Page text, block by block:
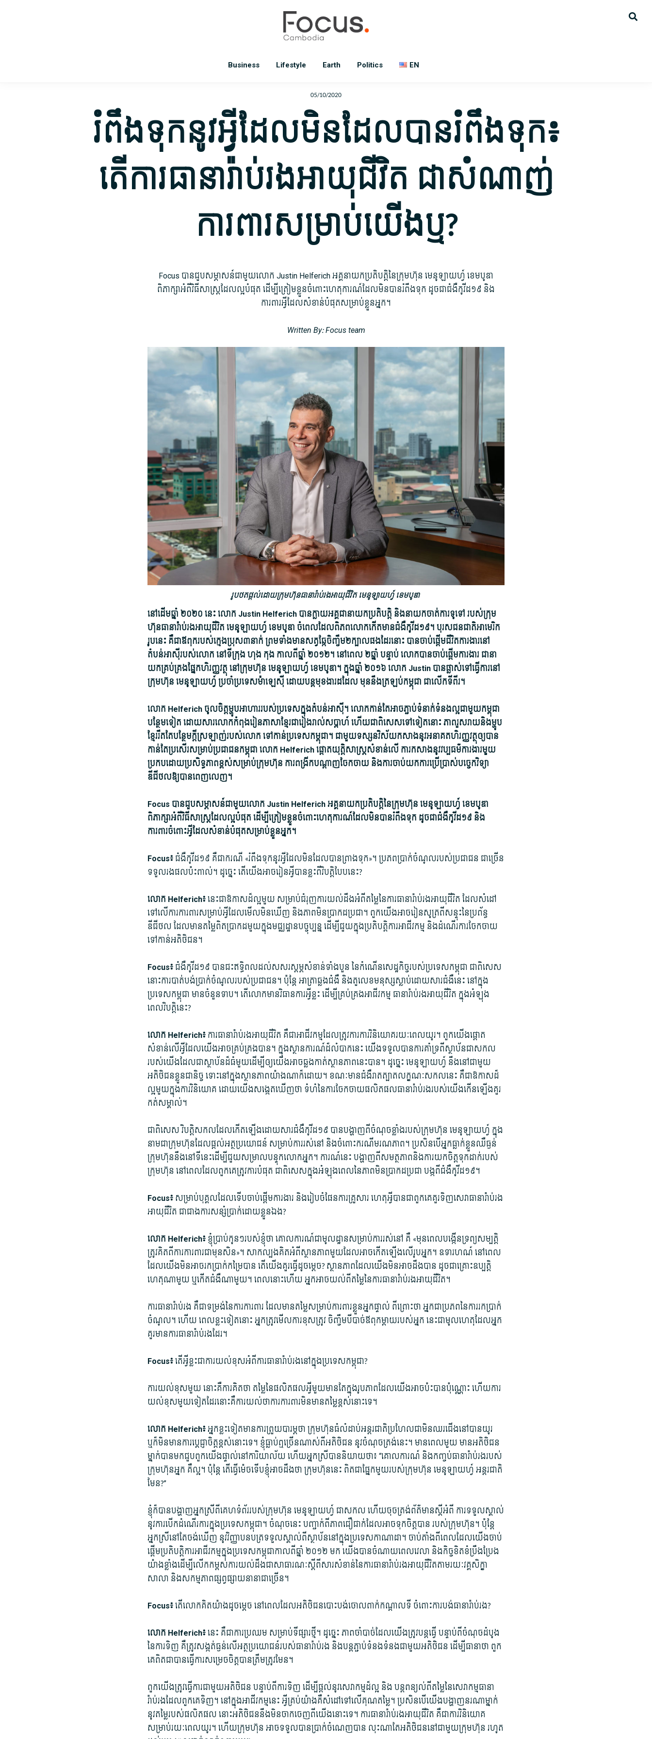
Business Lifestyle Earth Politics EN
05/10/2020
រំពឹង​ទុក​នូវ​អ្វី​ដែល​មិនដែល​បាន​រំពឹង​ទុក៖
តើ​ការធានា​រ៉ាប់រង​អាយុជីវិត ជា​សំណាញ់​
ការពារ​សម្រាប់​យើង​ឬ?
Focus បាន​ជួប​សម្ភាសន៍​ជាមួយ​លោក Justin Helferich អគ្គនាយក​ប្រតិបត្តិ​នៃ​ក្រុមហ៊ុន មេនូ​ឡាយ​ហ្វ៍ ខេម​បូ​ឌា
ពិភាក្សា​អំពី​វិធីសាស្ត្រ​ដែល​ល្អ​បំផុត ដើម្បី​ត្រៀមខ្លួន​ចំពោះ​ហេតុការណ៍​ដែល​មិនបាន​រំពឹង​ទុក ដូចជា​ជំងឺ​កូ​វីដ១៩ និង​
ការពារ​អ្វី​ដែល​សំខាន់​បំផុត​សម្រាប់​ខ្លួន​អ្នក។
Written By: Focus team
រូបថតផ្តល់ដោយ​ក្រុមហ៊ុន​ធានារ៉ាប់រង​អាយុជីវិត មេនូ​ឡាយ​ហ្វ៍ ខេម​បូ​ឌា
នៅដើម​ឆ្នាំ ២០២០ នេះ លោក Justin Helferich បាន​ក្លាយ​អគ្គជា​នាយក​ប្រតិបត្តិ និង​នាយកចាត់ការ​ទូទៅ របស់​ក្រុម
ហ៊ុន​ធានារ៉ាប់រង​អាយុជីវិត មេនូ​ឡាយ​ហ្វ៍ ខេម​បូ​ឌា ចំ​ពេល​ដែល​ពិភពលោក​កើតមាន​ជំងឺ​កូ​វីដ១៩។ បុរស​ជនជាតិ​អាមេរិក​
រូប​នេះ គឺជា​ឪពុក​របស់​ក្មេងប្រុស៣នាក់ ព្រមទាំង​មាន​សត្វ​ឆ្កែ​ចិញ្ចឹម២ក្បាល​ផង​ដែរ​នោះ បាន​ចាប់ផ្ដើម​ជីវិត​ការងារ​នៅ​
តំបន់​អាស៊ី​របស់​លោក នៅ​ទីក្រុង ហុង កុង កាលពី​ឆ្នាំ ២០១២។ នៅ​ពេល ២ឆ្នាំ បន្ទាប់ លោក​បាន​ចាប់ផ្ដើម​ការងារ ជានា​
យក​គ្រប់គ្រង​ផ្នែក​ហិរញ្ញវត្ថុ នៅ​ក្រុមហ៊ុន មេនូ​ឡាយ​ហ្វ៍ ខេម​បូ​ឌា។ ក្នុង​ឆ្នាំ ២០១៦ លោក Justin បាន​ផ្លាស់​ទៅ​ធ្វើការ​នៅ​
ក្រុមហ៊ុន មេនូ​ឡាយ​ហ្វ៍ ប្រចាំ​ប្រទេស​ម៉ាឡេស៊ី ដោយ​បន្ត​មុខងារ​ដដែល មុននឹង​ត្រឡប់​កម្ពុជា ជា​លើក​ទីពីរ។
លោក Helferich ចូលចិត្ត​ម្ហូបអាហារ​របស់​ប្រទេស​ក្នុង​តំបន់​អាស៊ី។ លោក​កាន់តែ​អាច​ភ្ជាប់​ទំនាក់ទំនង​ល្អជា​មួយ​កម្ពុជា​
បន្ថែម​ទៀត ដោយសារ​លោក​កំពុង​រៀន​ភាសាខ្មែរ​ជា​រៀងរាល់​សប្ដាហ៍ ហើយ​ជាពិសេស​ទៅទៀត​នោះ ភាព​រួស​រាយ​និង​ម្ហូប​
ខ្មែរ​រឹតតែ​បន្ថែម​ក្តី​ស្រឡាញ់​របស់​លោក ទៅកាន់​ប្រទេស​កម្ពុជា។ ជាមួយ​ទស្សនវិស័យ​កសាង​នូវ​អនាគត​ហិរញ្ញវត្ថុ​ឲ្យបាន​
កាន់តែ​ប្រសើរ​សម្រាប់​ប្រជាជន​កម្ពុជា លោក Helferich ផ្ដោត​យុត្តិ​សាស្ត្រ​សំខាន់​លើ ការ​កសាង​នូវ​វប្បធម៌​ការ​ងា​រមួួយ​
ប្រកបដោយ​ប្រសិទ្ធភាព​ខ្ពស់​សម្រាប់​ក្រុមហ៊ុន ការពង្រីក​បណ្ដាញ​ចែកចាយ និង​ការ​ចាប់​យក​ការ​ប្រើ​ប្រាស់​បច្ចេកវិទ្យា​
ឌីជីថល​ឱ្យ​បាន​ពេញលេញ។
Focus បាន​ជួប​សម្ភាសន៍​ជាមួយ​លោក Justin Helferich អគ្គនាយក​ប្រតិបត្តិ​នៃ​ក្រុមហ៊ុន មេនូ​ឡាយ​ហ្វ៍ ខេម​បូ​ឌា
ពិភាក្សា​អំពី​វិធីសាស្ត្រ​ដែល​ល្អ​បំផុត ដើម្បី​ត្រៀមខ្លួន​ចំពោះ​ហេតុការណ៍​ដែល​មិនបាន​រំពឹង​ទុក ដូចជា​ជំងឺ​កូ​វីដ១៩ និង​
ការពារ​ចំពោះ​អ្វី​ដែល​សំខាន់​បំផុត​សម្រាប់​ខ្លួន​អ្នក។
Focus៖ជំងឺ​កូ​វីដ១៩ គឺជា​ករណី «រំពឹង​ទុក​នូវ​អ្វី​ដែល​មិនដែល​បាន​ព្រាងទុក»។ ប្រភព​ប្រាក់ចំណូល​របស់​ប្រជាជន ជាច្រើន
ទទួលរង​ផល​ប៉ះពាល់។ ដូច្នេះ តើ​យើង​អាច​រៀន​អ្វី​បាន​ខ្លះ​ពី​វិបត្តិ​បែបនេះ​?
លោក Helferich៖នេះ​ជា​ឱកាស​ដ៏​ល្អ​មួយ សម្រាប់​ជំរុញ​ការយល់​ដឹង​អំពី​តម្លៃ​នៃ​ការធានា​រ៉ាប់រង​អាយុជីវិត ដែល​សំដៅ​
ទៅលើ​ការ​ការពារ​សម្រាប់​អ្វី​ដែល​មើល​មិន​ឃើញ និង​ភាព​មិន​ប្រាកដ​ប្រជា។ ពួក​យើង​អាច​រៀន​សូត្រ​ពី​សន្ទុះ​នៃ​ប្រព័ន្ធ​
ឌីជីថល ដែល​មានតម្លៃ​ពិតប្រាកដ​មួយ​ក្នុង​មជ្ឈដ្ឋាន​បច្ចុប្បន្ន ដើម្បី​ជួយ​ក្នុង​ប្រតិបត្តិ​ការ​អាជីវកម្ម និង​ដំណើរការ​ចែកចាយ​
ទៅកាន់​អតិថិជន។
Focus៖ជំងឺ​កូ​វីដ១៩ បាន​ជះ​ឥទ្ធិ​ពល​ដល់​សសរ​ស្ដម្ភ​សំ​ខាន់​ទាំងបួន ​នៃ​កំណើន​សេដ្ឋកិច្ច​របស់​ប្រទេស​កម្ពុជា ជាពិសេស​
នោះ​ការបាត់បង់​ប្រាក់ចំណូល​របស់​ប្រជាជន។ ប៉ុន្តែ អា​ត្រា​ឆ្លង​ជំងឺ និង​តួលេខ​មនុស្ស​ស្លាប់​ដោយសារ​ជំងឺ​នេះ នៅ​ក្នុង​
ប្រទេស​កម្ពុជា មាន​ចំនួន​ទាប។ តើ​លោក​មាន​វិធានការ​អ្វីខ្លះ ដើម្បី​គ្រប់គ្រង​អាជីវកម្ម ធានារ៉ាប់រង​អាយុជីវិត ក្នុងអំឡុង
ពេល​វិបត្តិ​នេះ​?
លោក Helferich៖ការធានា​រ៉ាប់រង​អាយុជីវិត គឺជា​អាជីវកម្ម​ដែល​ត្រូវការ​ការ​វិនិយោគ​រយៈពេល​យូរ។ ពួក​យើង​ផ្តោត​
សំខាន់​លើ​អ្វី​ដែល​យើង​អាច​គ្រប់គ្រង​បាន។ ក្នុង​ស្ថានការណ៍​ដ៏​លំបាក​នេះ យើង​ទទួល​បានការ​គាំទ្រ​ពី​ស្ថាប័ន​ជាស​កល​
របស់​យើង​ដែល​ជា​ស្ថាប័ន​ដ៏​ធំ​មួយ​ដើម្បីឲ្យ​យើង​អាច​ឆ្លងកាត់​ស្ថានភាព​នេះ​បាន​។ ដូច្នេះ មេនូ​ឡាយ​ហ្វ៍ នឹង​នៅ​ជា​មួយ​
អតិថិជន​ខ្លួន​ជានិច្ច ទោះ​នៅ​ក្នុង​ស្ថានភាព​យ៉ាងណាក៏ដោយ។ ខណៈ​មាន​ជំងឺរាតត្បាត​លក្ខណៈ​សកល​នេះ គឺជា​ឱកាស​ដ៏​
ល្អ​មួយ​ក្នុង​ការ​វិនិយោគ ដោយ​យើង​សង្កេតឃើញ​ថា ទំហំ​នៃ​ការ​ចែកចាយ​ផលិតផល​ធានារ៉ាប់រង​របស់​យើង​កើន​ឡើង​គួរ​
កត់សម្គាល់។
ជាពិសេស វិបត្តិ​សកល​ដែល​កើតឡើង​ដោយសារ​ជំងឺ​កូ​វីដ១៩ បាន​បង្ហាញ​ពី​ចំណុច​ខ្លាំង​របស់​ក្រុមហ៊ុន មេនូ​ឡាយ​ហ្វ៍ ក្នុង
នាម​ជា​ក្រុមហ៊ុន​ដែល​ផ្តល់​អត្ថ​ប្រយោជន៍ សម្រាប់​ការរស់នៅ និង​ចំពោះ​ករណី​មរណភាព។ ប្រសិនបើ​អ្នក​ធ្លាក់ខ្លួន​ឈឺ​ធ្ងន់
ក្រុមហ៊ុន​នឹង​នៅ​ទីនេះ​ដើម្បី​ជួយ​សម្រាល​បន្ទុក​លោកអ្នក។ ការណ៍​នេះ បង្ហាញ​ពី​សមត្ថភាព​និង​ការ​យកចិត្ត​ទុកដាក់​របស់​
ក្រុមហ៊ុន នៅ​ពេល​ដែល​ពួក​គេ​ត្រូវការ​បំផុត ជាពិសេស​ក្នុងអំឡុងពេល​នៃ​ភាព​មិន​ប្រាកដប្រជា បង្ក​ពី​ជំងឺ​កូ​វីដ១៩។
Focus៖សម្រាប់​បុគ្គល​ដែល​ទើប​ចាប់ផ្ដើម​ការងារ និង​រៀបចំផែនការ​គ្រួសារ ហេតុអ្វីបានជា​ពួក​គេ​គួរ​ទិញ​សេវា​ធានារ៉ាប់រង​
អាយុជីវិត ជាជាង​ការ​សន្សំប្រាក់​ដោយខ្លួនឯង​?
លោក Helferich៖ខ្ញុំ​ប្រាប់​កូន​ៗ​របស់ខ្ញុំ​ថា គោលការណ៍​ជា​មូលដ្ឋាន​សម្រាប់​ការរស់នៅ គឺ «មុន​ពេល​បង្កើន​ទ្រព្យសម្បត្តិ
ត្រូវ​គិត​ពី​ការ​ការពារ​ជាមុន​សិន»។ សាកល្បង​គិត​អំពី​ស្ថានភាព​មួយ​ដែល​អាច​កើតឡើង​លើ​រូប​អ្នក។ ឧទារ​ហណ៍ នៅ​ពេល​
ដែល​យើង​មិន​អាច​រក​ប្រាក់កម្រៃ​បាន តើ​យើង​គួរ​ធ្វើ​ដូចម្ដេច​? ស្ថានភាព​ដែល​យើង​មិន​អាច​ដឹង​បាន ដូចជា​គ្រោះ​ឧប្បត្តិ
ហេតុ​ណាមួយ ឬ​កើតជំងឺ​ណាមួយ។ ពេលនោះ​ហើយ អ្នក​អាច​យល់​ពី​តម្លៃ​នៃ​ការធានា​រ៉ាប់រង​អាយុជីវិត។
ការធានា​រ៉ាប់រង គឺជា​ទម្រង់​នៃ​ការ​ការពារ ដែល​មានតម្លៃ​សម្រាប់​ការពារ​ខ្លួន​អ្នក​ផ្ទាល់ ពីព្រោះ​ថា អ្នកជា​ប្រភព​នៃ​ការ​រក​ប្រាក់
ចំណូល។ ហើយ ពេលខ្លះ​ទៀត​នោះ អ្នក​ត្រូវ​មើល​ការខុសត្រូវ ចិញ្ចឹម​បីបាច់​ឪពុក​ម្តាយ​របស់​អ្នក នេះ​ជា​មូល​ហេ​តុុ​ដែល​អ្នក​
គួរ​មានការ​ធានារ៉ាប់រង​ដែរ។
Focus៖តើ​អ្វីខ្លះ​ជា​ការយល់​ខុស​អំពី​ការធានា​រ៉ាប់រង​នៅ​ក្នុង​ប្រទេស​កម្ពុជា​?
ការយល់​ខុស​មួយ នោះ​គឺ​ការ​គិត​ថា តម្លៃ​នៃ​ផលិតផល​អ្វីមួយ​មានតែ​ក្នុង​រូបភាព​ដែល​យើង​អាច​ប៉ះ​បាន​ប៉ុណ្ណោះ ហើយ​ការ
យល់​ខុស​មួយទៀត​ដែរ​នោះ​គឺ​ការយល់​ថា​ការ​ការពារ​មិន​មានតម្លៃ​ខ្ពស់​នោះ​ទេ។
លោក Helferich៖អ្នកខ្លះ​ទៀត​មានការ​ព្រួយបារម្ភ​ថា ក្រុមហ៊ុន​ធំ​លំដាប់​អន្តរជាតិ​ប្រហែលជា​មិន​ឈរជើង​នៅ​បាន​យូរ
ឬក៏​មិន​មានការ​ប្ដេជ្ញា​ចិត្ត​ខ្ពស់​នោះ​ទេ។ ខ្ញុំ​ធ្លាប់​ឮ​ច្រើន​ណាស់​ពី​អ​តិថិជន នូវ​ចំណុច​ត្រង់​នេះ។ មាន​ពេល​មួយ មាន​អតិថិជន​
ម្នាក់​បាន​មក​ជួប​ពួក​យើង​ផ្ទាល់​នៅ​ការិយាល័យ ហើយ​អ្នកស្រី​បាន​និយាយ​ថា៖ “គោលការណ៍ និង​កញ្ចប់​ធានារ៉ាប់រង​របស់​
ក្រុមហ៊ុន​អ្នក គឺ​ល្អ។ ប៉ុន្តែ តើ​ធ្វើ​ម៉េច​ទើប​ខ្ញុំ​អាច​ដឹង​ថា ក្រុមហ៊ុន​នេះ ពិតជា​ផ្នែក​មួយ​របស់​ក្រុមហ៊ុន មេនូ​ឡាយ​ហ្វ៍ អន្តរជាតិ​
មែន​?”
ខ្ញុំ​ក៏បាន​បង្ហាញ​អ្នកស្រី​ពី​គេហទំព័រ​របស់​ក្រុមហ៊ុន មេនូ​ឡាយ​ហ្វ៍ ជាស​កល ហើយ​ចុច​ត្រង់​ព័ត៌មាន​ស្តី​អំពី ការ​ទទួលស្គាល់​
នូវ​ការ​បើក​ដំណើរការ​ក្នុង​ប្រទេស​កម្ពុជា។ ចំណុច​នេះ បញ្ជាក់​ពី​ភាព​ជឿជាក់​ដែល​អាច​ទុកចិត្ត​បាន របស់​ក្រុមហ៊ុន។ ប៉ុន្តែ​
អ្នកស្រី​នៅតែ​ចង់​ឃើញ នូវ​វិញ្ញាបនបត្រ​ទទួលស្គាល់​ពី​ស្ថាប័ន​នៅ​ក្នុង​ប្រទេស​កាណាដា។ ចាប់​តាំង​ពី​ពេល​ដែល​យើង​ចាប់
ផ្ដើម​ប្រតិបត្តិ​ការ​អាជីវកម្ម​ក្នុង​ប្រទេស​កម្ពុជា​កាលពី​ឆ្នាំ ២០១២ មក យើង​បាន​ចំណាយ​ពេល​វេលា និង​កិច្ច​ខិតខំ​ប្រឹងប្រែង​
យ៉ាង​ខ្លាំង​ដើម្បី​លើកកម្ពស់​ការយល់​ដឹង​ជា​សាធារណៈ​ស្ដីពី​សារសំខាន់​នៃ​ការធានា​រ៉ាប់រង​អាយុជីវិត​តាមរយៈ​វគ្គ​សិក្ខា
សាលា និង​សកម្មភាព​ផ្សព្វផ្សាយ​នានា​ជាច្រើន។
Focus៖តើ​លោក​គិត​យ៉ាងដូច​ម្ដេច នៅ​ពេល​ដែល​អតិថិជន​បោះបង់ចោល​ពាក់​កណ្ដាល​ទី ចំពោះ​ការ​បង់​ធានារ៉ាប់រង​?
លោក Helferich៖នេះ គឺជា​ការ​ប្រឈម សម្រាប់​ទីផ្សារ​ថ្មី។ ដូច្នេះ ភាព​ចាំបាច់​ដែល​យើង​ត្រូវ​បន្ត​ធ្វើ បន្ទាប់ពី​ចំណុច​​ដំបូង​​
នៃ​ការទិញ គឺ​ត្រូវ​សង្កត់ធ្ងន់​លើ​អត្ថ​ប្រយោជន៍​របស់​ធានារ៉ាប់រង និង​បន្ត​ភ្ជាប់​ទំនង​ទំនងជា​មួយ​អតិថិជន ដើម្បី​ធានា​ថា ពួក​
គេ​ពិតជា​បាន​ធ្វើការ​សម្រេចចិត្ត​បាន​ត្រឹមត្រូវ​មែន។
ពួក​យើង​ត្រូវ​ធ្វើការ​ជាមួយ​អតិថិជន បន្ទាប់ពី​ការទិញ ដើម្បី​ផ្ដល់​នូវ​សេវាកម្ម​ដ៏​ល្អ និង បន្ត​ពន្យល់​ពី​តម្លៃ​នៃ​សេវាកម្ម​ធានា
រ៉ាប់រង​ដែល​ពួក​គេ​ទិញ។ នៅ​ក្នុង​អាជីវកម្ម​នេះ អ្វី​គ្រប់យ៉ាង​គឺ​សំដៅ​ទៅលើ​គុណ​តម្លៃ។ ប្រសិនបើ​យើង​បង្ហាញ​នរណា​ម្នាក់
នូវ​តម្លៃ​របស់​ផលិតផល នោះ​អតិថិជន​នឹង​មិន​ចាកចេញ​ពី​យើង​នោះ​ទេ។ ការធានា​រ៉ាប់រង​អាយុជីវិត គឺជា​ការ​វិនិយោគ​
សម្រាប់​រយៈពេល​យូរ។ ហើយ​ក្រុមហ៊ុន អាច​ទទួល​បាន​ប្រាក់ចំណេញ​បាន លុះណាតែ​អតិថិជន​នៅ​ជា​មួយ​ក្រុមហ៊ុន រហូត